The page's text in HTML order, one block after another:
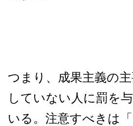
つまり、成果主義の
していない人に罰を
いる。注意すべきは